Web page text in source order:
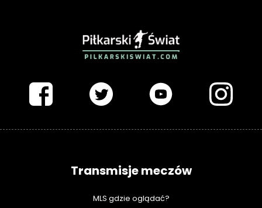
Transmisje meczów
MLS gdzie oglądać?